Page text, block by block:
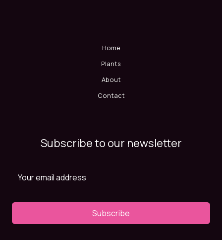
Home
Plants
About
Contact
Subscribe to our newsletter
Subscribe